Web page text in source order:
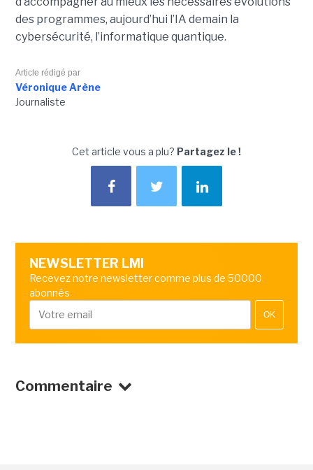
des programmes, aujourd’hui l’IA demain la
cybersécurité, l’informatique quantique.
Article rédigé par
Véronique Arène
Journaliste
Cet article vous a plu? Partagez le !
NEWSLETTER LMI
Recevez notre newsletter comme plus de 50000
abonnés
OK
Commentaire